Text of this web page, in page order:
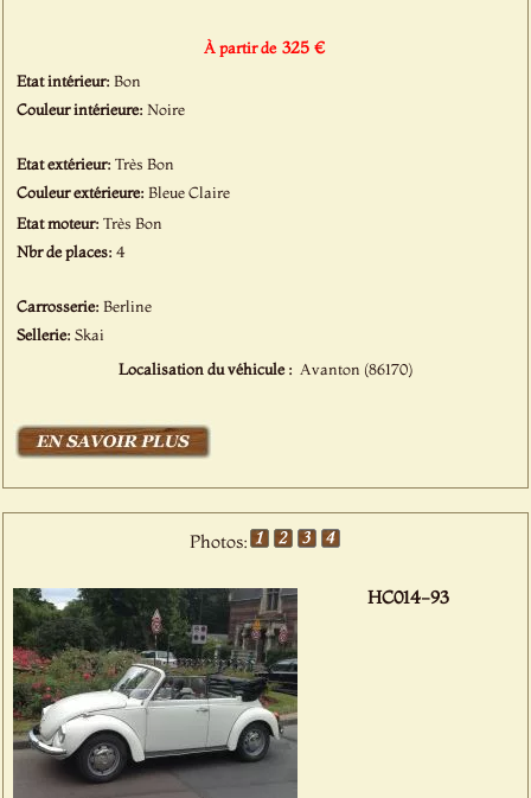
À partir de 325 €
Etat intérieur:Bon
Couleur intérieure:Noire
Etat extérieur:Très Bon
Couleur extérieure:Bleue Claire
Etat moteur:Très Bon
Nbr de places:4
Carrosserie:Berline
Sellerie:Skai
Localisation du véhicule : Avanton (86170)
Photos:
HC014-93